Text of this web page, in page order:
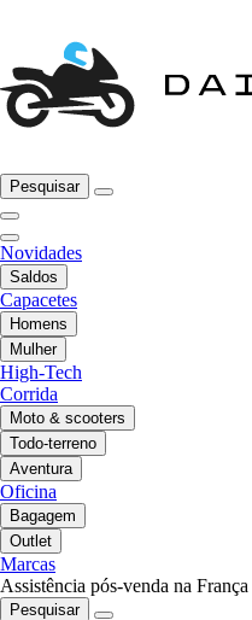
Pesquisar
Novidades
Saldos
Capacetes
Homens
Mulher
High-Tech
Corrida
Moto & scooters
Todo-terreno
Aventura
Oficina
Bagagem
Outlet
Marcas
Assistência pós-venda na França
Pesquisar